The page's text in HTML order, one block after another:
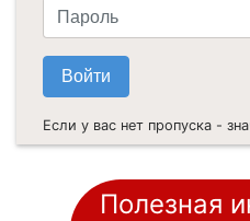
Если у вас нет пропуска -
Полезная